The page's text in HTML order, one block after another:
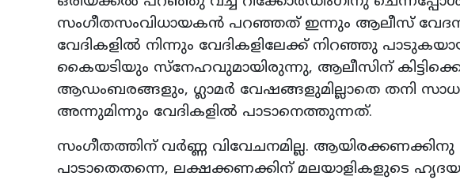
സംഗീതസംവിധായകൻ പറഞ്ഞത് ഇന്നും ആലീസ്
വേദികളിൽ നിന്നും വേദികളിലേക്ക് നിറഞ്ഞു
കൈയടിയും സ്നേഹവുമായിരുന്നു, ആലീസിന്
ആഡംബരങ്ങളും, ഗ്ലാമർ വേഷങ്ങളുമില്ലാതെ തനി
അന്നുമിന്നും വേദികളിൽ പാടാനെത്തുന്നത്.
സംഗീതത്തിന് വർണ്ണ വിവേചനമില്ല. ആയിരക്കണക്കിനു
പാടാതെതന്നെ, ലക്ഷക്കണക്കിന്‌ മലയാളികളുടെ